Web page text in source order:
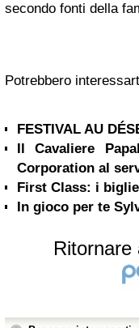
secondo fonti della
Potrebbero
FESTIVAL AU
Il Cavaliere
Corporation al
First Class: i
In gioco per te
Ritornare